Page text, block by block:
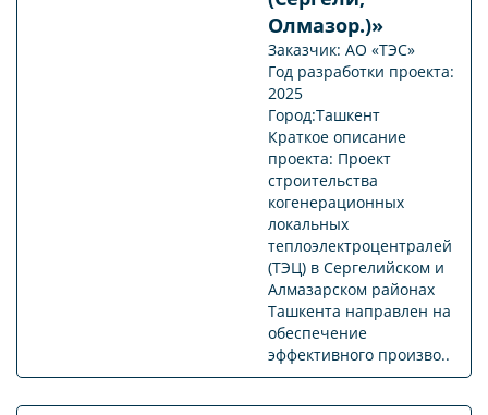
Олмазор.)»
Заказчик: АО «ТЭС»
Год разработки проекта:
2025
Город:Ташкент
Краткое описание
проекта: Проект
строительства
когенерационных
локальных
теплоэлектроцентралей
(ТЭЦ) в Сергелийском и
Алмазарском районах
Ташкента направлен на
обеспечение
эффективного произво..